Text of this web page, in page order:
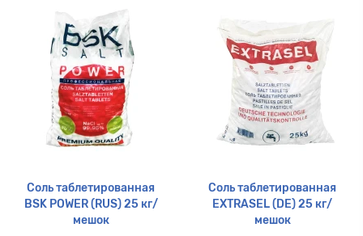
Соль таблетированная
BSK POWER (RUS) 25 кг/
мешок
Соль таблетированная
EXTRASEL (DE) 25 кг/
мешок